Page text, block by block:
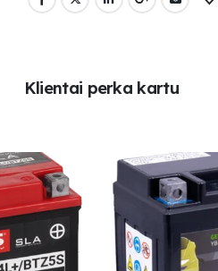
Klientai perka kartu